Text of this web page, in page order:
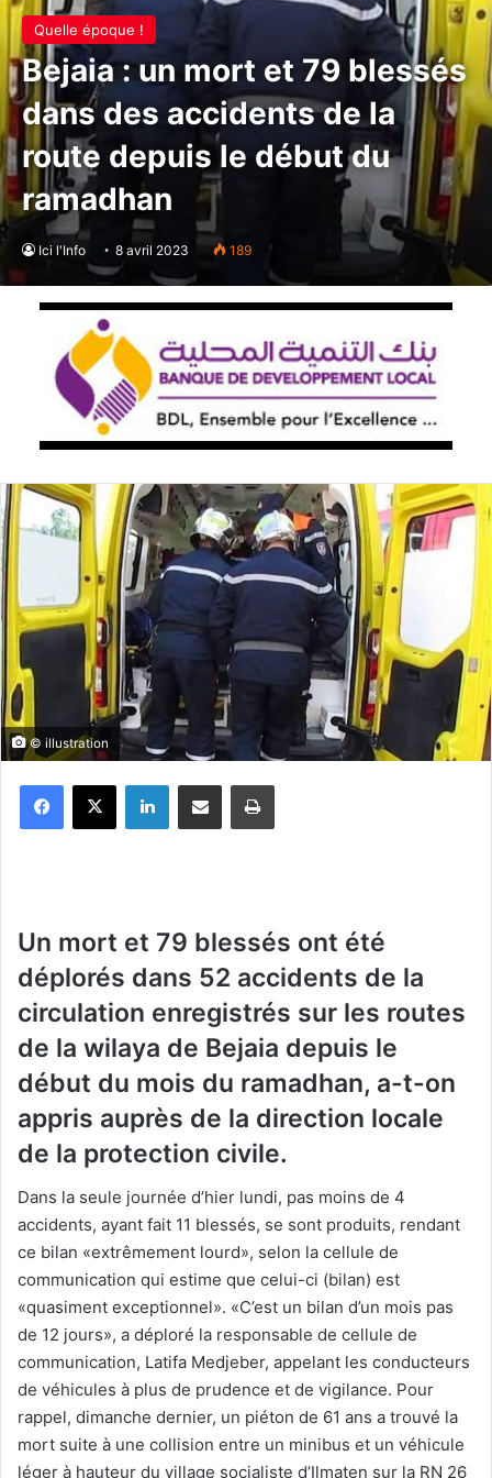
Quelle époque !
Bejaia : un mort et 79 blessés
dans des accidents de la
route depuis le début du
ramadhan
Ici l'Info 8 avril 2023 189
© illustration
Un mort et 79 blessés ont été
déplorés dans 52 accidents de la
circulation enregistrés sur les routes
de la wilaya de Bejaia depuis le
début du mois du ramadhan, a-t-on
appris auprès de la direction locale
de la protection civile.
Dans la seule journée d’hier lundi, pas moins de 4
accidents, ayant fait 11 blessés, se sont produits, rendant
ce bilan «extrêmement lourd», selon la cellule de
communication qui estime que celui-ci (bilan) est
«quasiment exceptionnel». «C’est un bilan d’un mois pas
de 12 jours», a déploré la responsable de cellule de
communication, Latifa Medjeber, appelant les conducteurs
de véhicules à plus de prudence et de vigilance. Pour
rappel, dimanche dernier, un piéton de 61 ans a trouvé la
mort suite à une collision entre un minibus et un véhicule
léger à hauteur du village socialiste d’Ilmaten sur la RN 26